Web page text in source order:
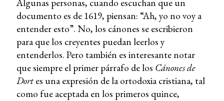
Algunas personas, cuando escuchan que un
documento es de 1619, piensan: “Ah, yo no voy a
entender esto”. No, los cánones se escribieron
para que los creyentes puedan leerlos y
entenderlos. Pero también es interesante notar
que siempre el primer párrafo de los Cánones de
Dortes una expresión de la ortodoxia cristiana, tal
como fue aceptada en los primeros quince,